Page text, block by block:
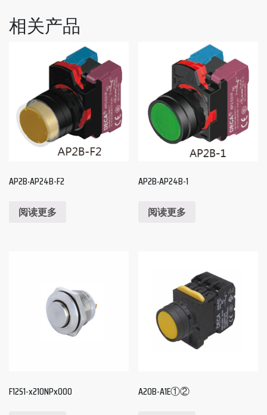
相关产品
AP2B‧AP24B-F2
阅读更多
AP2B‧AP24B-1
阅读更多
F12S1-x210NPx000 A20B-A1E①②